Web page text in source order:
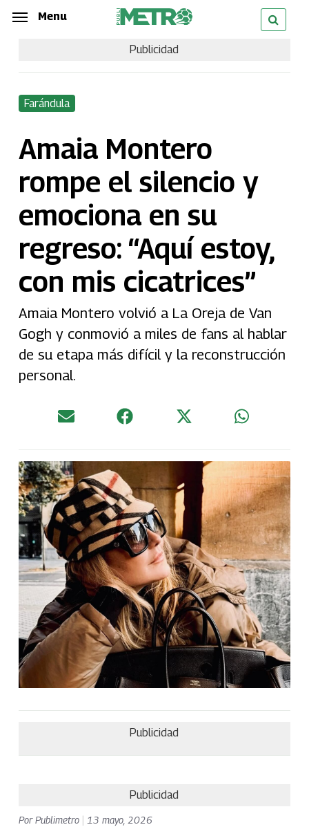
Skip
content
Menu
Publicidad
Farándula
Amaia Montero
rompe el silencio y
emociona en su
regreso: “Aquí estoy,
con mis cicatrices”
Amaia Montero volvió a La Oreja de Van
Gogh y conmovió a miles de fans al hablar
de su etapa más difícil y la reconstrucción
personal.
Publicidad
Publicidad
PorPublimetro 13 mayo, 2026
Menu